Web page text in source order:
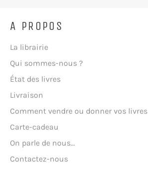
A PROPOS
La librairie
Qui sommes-nous ?
État des livres
Livraison
Comment vendre ou donner vos livres
Carte-cadeau
On parle de nous...
Contactez-nous